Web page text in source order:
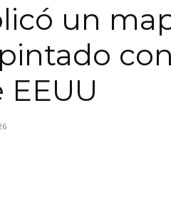
un